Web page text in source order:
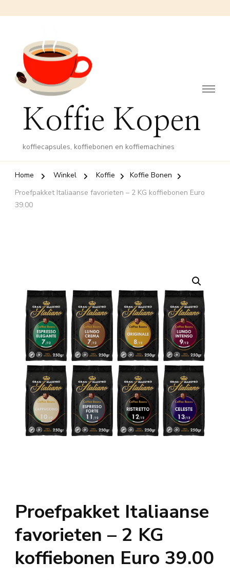
Koffie Kopen
koffiecapsules, koffiebonen en koffiemachines
Home Winkel Koffie
Koffie Bonen
Proefpakket Italiaanse favorieten – 2 KG koffiebonen Euro
39.00
Proefpakket Italiaanse
favorieten – 2 KG
koffiebonen Euro 39.00